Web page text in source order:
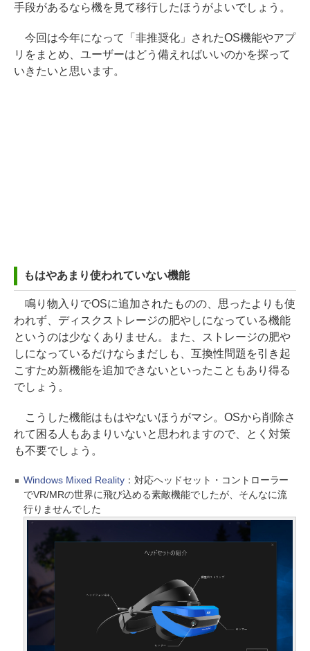
手段があるなら機を見て移行したほうがよいでしょう。
今回は今年になって「非推奨化」されたOS機能やアプ
リをまとめ、ユーザーはどう備えればいいのかを探って
いきたいと思います。
もはやあまり使われていない機能
鳴り物入りでOSに追加されたものの、思ったよりも使
われず、ディスクストレージの肥やしになっている機能
というのは少なくありません。また、ストレージの肥や
しになっているだけならまだしも、互換性問題を引き起
こすため新機能を追加できないといったこともあり得る
でしょう。
こうした機能はもはやないほうがマシ。OSから削除さ
れて困る人もあまりいないと思われますので、とく対策
も不要でしょう。
Windows Mixed Reality：対応ヘッドセット・コントローラー
でVR/MRの世界に飛び込める素敵機能でしたが、そんなに流
行りませんでした